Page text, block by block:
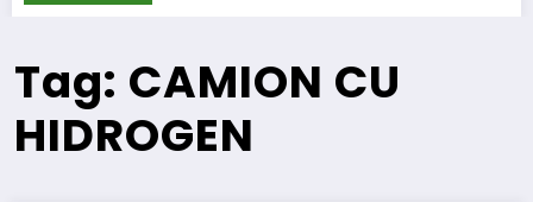
Tag: CAMION CU
HIDROGEN